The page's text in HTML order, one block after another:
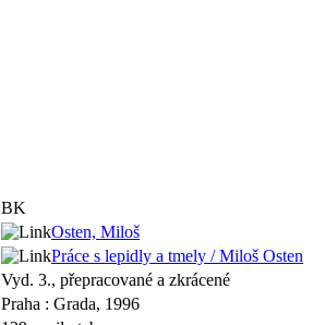
BK
Osten, Miloš
Práce s lepidly a tmely / Miloš Osten
Vyd. 3., přepracované a zkrácené
Praha : Grada, 1996